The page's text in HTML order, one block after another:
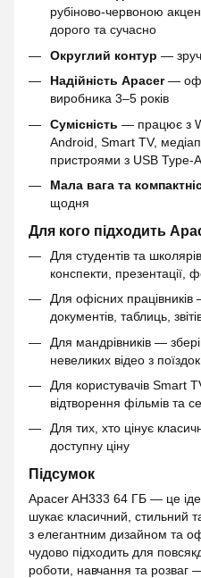
рубіново-червоною
дорого та сучасно
Округлий контур —
Надійність Apacer—
виробника 3–5 років
Сумісність — працює з
Android, Smart TV,
пристроями з USB Type-A
Мала вага та
щодня
Для кого підходить
Для студентів та
конспекти, презентації,
Для офісних
документів, таблиць,
Для мандрівників —
невеликих відео з поїздок
Для користувачів Smart
відтворення фільмів та
Для тих, хто цінує
доступну ціну
Підсумок
Apacer AH333 64 ГБ — це
шукає класичний, стильний
з елегантним дизайном та
чудово підходить для
роботи, навчання та розваг